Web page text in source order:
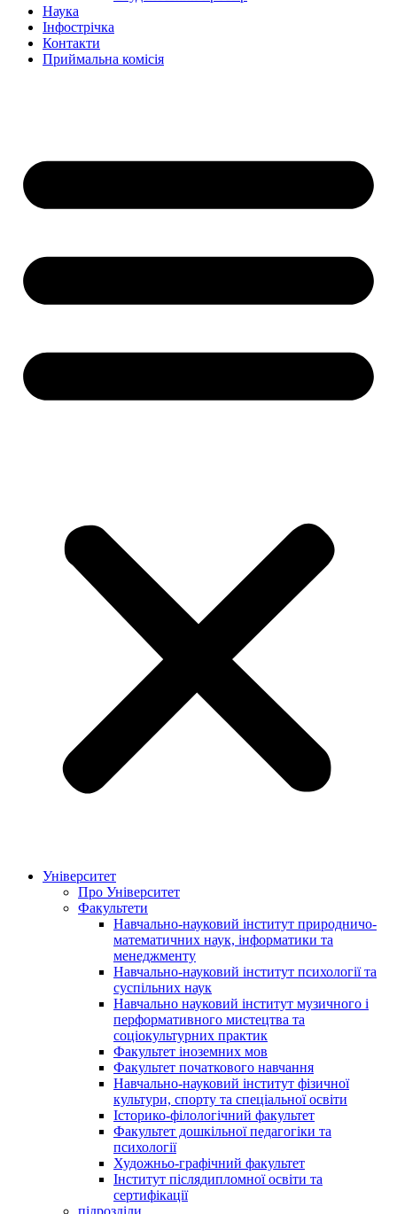
Наука
Інфострічка
Контакти
Приймальна комісія
Університет
Про Університет
Факультети
Навчально-науковий інститут природничо-
математичних наук, інформатики та
менеджменту
Навчально-науковий інститут психології та
суспільних наук
Навчально науковий інститут музичного і
перформативного мистецтва та
соціокультурних практик
Факультет іноземних мов
Факультет початкового навчання
Навчально-науковий інститут фізичної
культури, спорту та спеціальної освіти
Історико-філологічний факультет
Факультет дошкільної педагогіки та
психології
Художньо-графічний факультет
Інститут післядипломної освіти та
сертифікації
підрозділи